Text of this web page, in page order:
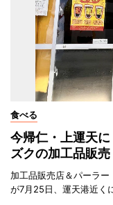
食べる
今帰仁・上運天
ズクの加工品販売
加工品販売店＆パーラー
が7月25日、運天港近く